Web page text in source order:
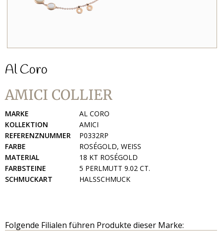
Al Coro
AMICI COLLIER
MARKE
AL CORO
KOLLEKTION
AMICI
REFERENZNUMMER
P0332RP
FARBE
ROSÉGOLD, WEISS
MATERIAL
18 KT ROSÉGOLD
FARBSTEINE
5 PERLMUTT 9.02 CT.
SCHMUCKART
HALSSCHMUCK
Folgende Filialen führen Produkte dieser Marke: